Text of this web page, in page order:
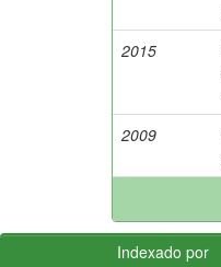
2015
2009
Indexado por